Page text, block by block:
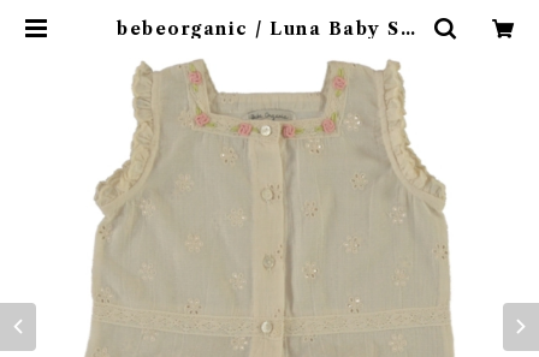
bebeorganic / Luna Baby Set